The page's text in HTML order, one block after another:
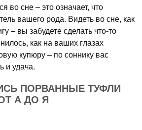
во сне – это означает, что
вашего рода. Видеть во сне, как
– вы забудете сделать что-то
как на ваших глазах
купюру – по соннику вас
и удача.
ПОРВАННЫЕ ТУФЛИ
А ДО Я